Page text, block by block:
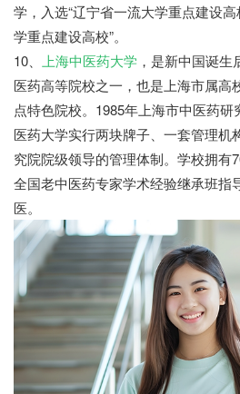
学，入选“辽宁省一流大学重点建设
学重点建设高校”。
10、
上海中医药大学 ，是新中国诞
医药高等院校之一，也是上海市属高
点特色院校。1985年上海市中医药
医药大学实行两块牌子、一套管理机
究院院级领导的管理体制。学校拥有
全国老中医药专家学术经验继承班指
医。